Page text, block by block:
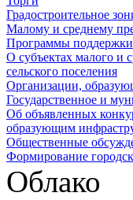
Градостроительное
Малому и среднему
Программы поддержки
О субъектах малого и
сельского поселения
Организации,
Государственное и
Об объявленных
образующим
Общественные
Формирование
Облако